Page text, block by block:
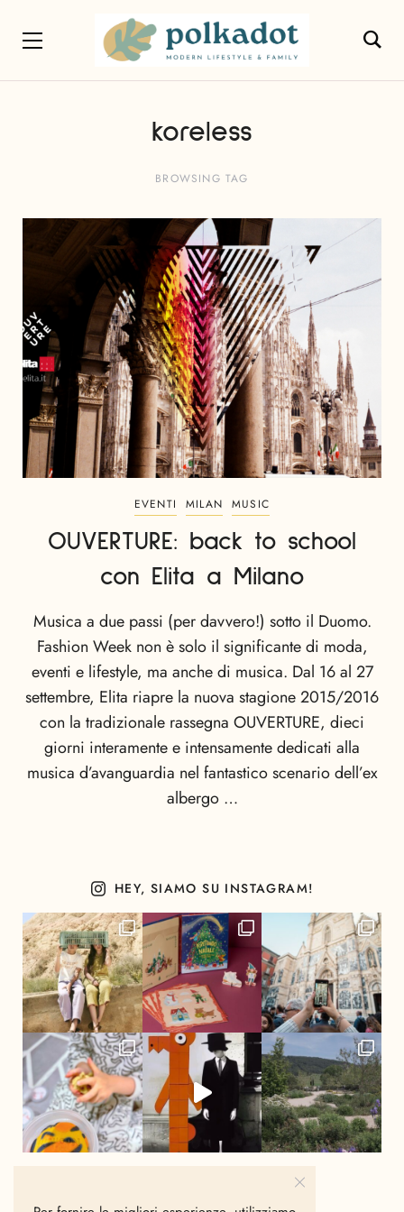
koreless
BROWSING TAG
EVENTI MILAN MUSIC
OUVERTURE: back to school
con Elita a Milano
Musica a due passi (per davvero!) sotto il Duomo.
Fashion Week non è solo il significante di moda,
eventi e lifestyle, ma anche di musica. Dal 16 al 27
settembre, Elita riapre la nuova stagione 2015/2016
con la tradizionale rassegna OUVERTURE, dieci
giorni interamente e intensamente dedicati alla
musica d’avanguardia nel fantastico scenario dell’ex
albergo …
HEY, SIAMO SU INSTAGRAM!